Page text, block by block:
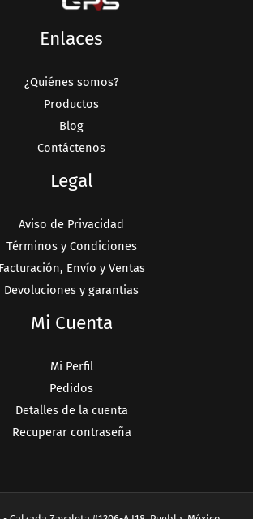
Enlaces
¿Quiénes somos?
Productos
Blog
Contáctenos
Legal
Aviso de Privacidad
Términos y Condiciones
Facturación, Envío y Ventas
Devoluciones y garantias
Mi Cuenta
Mi Perfil
Pedidos
Detalles de la cuenta
Recuperar contraseña